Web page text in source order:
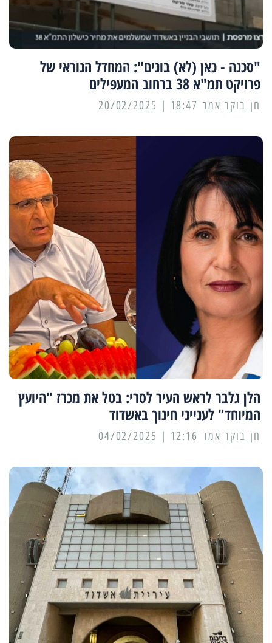
"סכנה - כאן (לא) בונים": המחדל הנוראי של
פרויקט תמ"א 38 ברחוב המעפילים
18:47 | 20/02/2025
הלן גלבר לראש העיר לסרי: בטל את מכרז "היועץ
המיוחד" לענייני חינוך באשדוד
12:16 | 04/02/2025